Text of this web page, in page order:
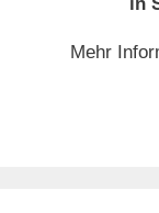
Mehr